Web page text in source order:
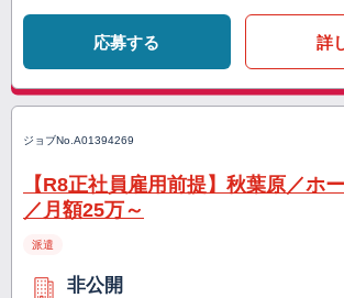
応募する 詳
ジョブNo. A01394269
【R8正社員雇用前提】秋葉原／ホ
／月額25万～
派遣
非公開